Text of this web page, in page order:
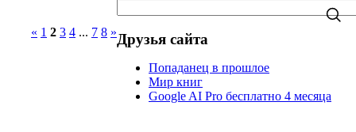
« 1 2 3 4 ... 7 8 »Друзья сайта
Попаданец в прошлое
Мир книг
Google AI Pro бесплатно 4 месяца